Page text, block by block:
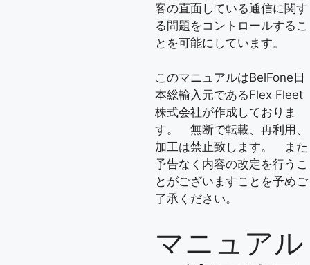
客の直面している通信に関す
る問題をコントロールするこ
とを可能にしています。
このマニュアルはBelFone日
本総輸入元であるFlex Fleet
株式会社が作成しておりま
す。 無断で転載、再利用、
加工は禁止致します。 また
予告なく内容の改定を行うこ
とがございますことを予めご
了承ください。
マニュアル